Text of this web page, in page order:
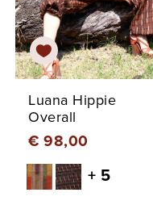
Luana Hippie
Overall
€ 98,00
+ 5